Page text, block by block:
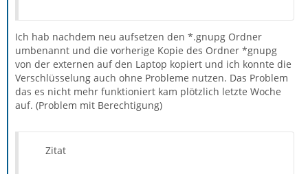
Ich hab nachdem neu aufsetzen den *.gnupg Ordner
umbenannt und die vorherige Kopie des Ordner *gnupg
von der externen auf den Laptop kopiert und ich konnte die
Verschlüsselung auch ohne Probleme nutzen. Das Problem
das es nicht mehr funktioniert kam plötzlich letzte Woche
auf. (Problem mit Berechtigung)
Zitat